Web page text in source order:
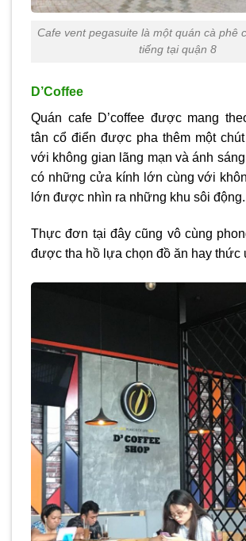
Cafe vent pegasuite là một quán cà phê
tiếng tại quận 8
D’Coffee
Quán cafe D’coffee được mang
tân cổ điển được pha thêm một
với không gian lãng mạn và ánh
có những cửa kính lớn cùng với
lớn được nhìn ra những khu sôi động.
Thực đơn tại đây cũng vô cùng
được tha hồ lựa chọn đồ ăn hay thức